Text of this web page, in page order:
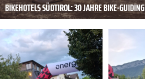
BIKEHOTELS SÜDTIROL: 30 JAHRE BIKE-GUIDING